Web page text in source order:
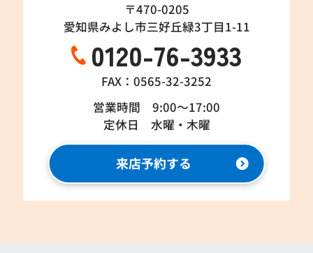
〒470-0205
愛知県みよし市三好丘緑3丁目1-11
0120-76-3933
FAX：0565-32-3252
営業時間 9:00～17:00
定休日 水曜・木曜
来店予約する